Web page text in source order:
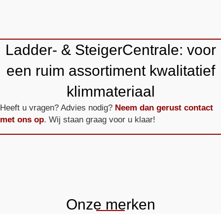
Ladder- & SteigerCentrale: voor
een ruim assortiment kwalitatief
klimmateriaal
Heeft u vragen? Advies nodig? Neem dan gerust contact
met ons op. Wij staan graag voor u klaar!
Onze merken